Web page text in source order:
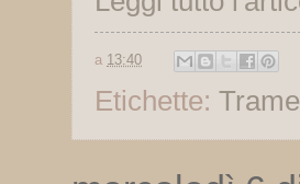
a 13:40
Etichette: